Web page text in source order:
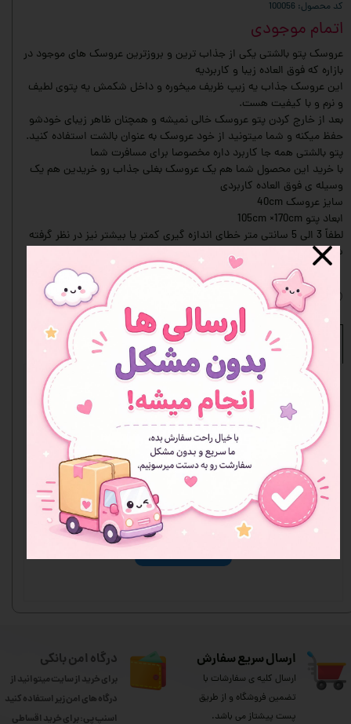
کد محصول: 100056
اتمام موجودی
عروسک پتو بالشتی یکی از جذاب ترین و بروزترین عروسک های موجود در
بازاره که فوق العاده زیبا و کاربردیه
این عروسک جذاب‌ یه زیپ ظریف‌ میخوره و داخل شکمش یه پتوی لطیف
و نرم و با کیفیت هست.
بعد از خارج کردن پتو عروسک خالی نمیشه و همچنان ظاهر زیبای خودشو
حفظ میکنه و شما میتونید از خود عروسک به عنوان بالشت استفاده کنید.
پتو بالشتی همه جا کاربرد داره مخصوصا برای مسافرت شما
با خرید این محصول شما هم یک عروسک بغلی جذاب رو خریدین هم یک
وسیله ی فوق العاده کاربردی
سایز عروسک 40cm
ابعاد پتو 105cm ×170cm
لطفاً 3 الی 5 سانتی متر خطای اندازه گیری کمتر یا بیشتر نیز در نظر گرفته
شود.
افزودن به علاقه مندی ها
نظرات
هنوز نظری ثبت نشده
اولین نفری باشید که نظر می‌دهید
ارسال سریع سفارش
ارسال کلیه ی سفارشات با
تضمین فروشگاه و از طریق
پست پیشتاز می باشد.
درگاه امن بانکی
برای خرید از سایت میتوانید از
درگاه های امن زیر استفاده کنید
اسنپ پی: برای خرید اقساطی